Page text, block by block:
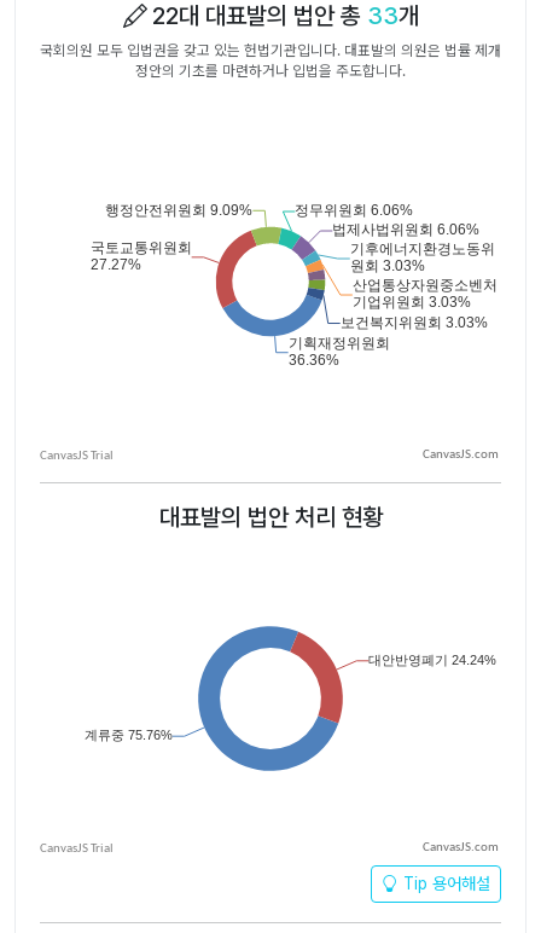
22대 대표발의 법안 총 33개
국회의원 모두 입법권을 갖고 있는 헌법기관입니다. 대표발의 의원은 법률 제개
정안의 기초를 마련하거나 입법을 주도합니다.
CanvasJS.com
대표발의 법안 처리 현황
CanvasJS.com
Tip 용어해설